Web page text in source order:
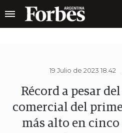
19 Julio de 2023 18.42
Récord a pesar
comercial del
más alto en cinco